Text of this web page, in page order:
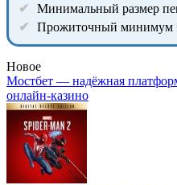
Минимальный размер
Прожиточный минимум
Новое
Мостбет — надёжная
онлайн-казино